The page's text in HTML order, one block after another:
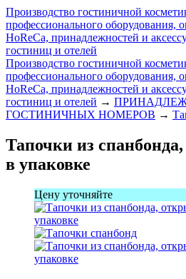
Производство гостиничной
профессионального оборудования,
HoReCa, принадлежностей и
гостиниц и отелей
Производство гостиничной
профессионального оборудования,
HoReCa, принадлежностей и
гостиниц и отелей →
ГОСТИНИЧНЫХ НОМЕРОВ →
Тапочки из
в упаковке
Цену уточняйте